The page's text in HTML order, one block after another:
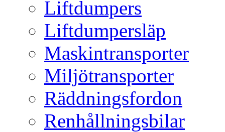
Liftdumpers
Liftdumpersläp
Maskintransporter
Miljötransporter
Räddningsfordon
Renhållningsbilar